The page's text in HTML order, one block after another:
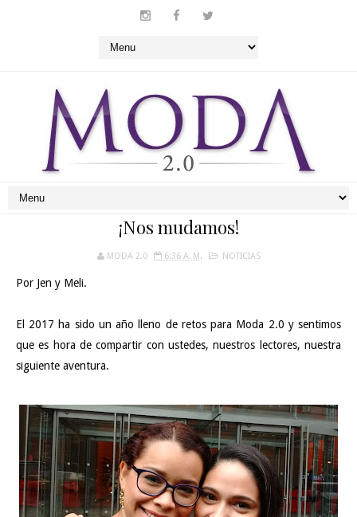
¡Nos mudamos!
MODA 2.0 6:36 A. M. NOTICIAS
Por Jen y Meli.
El 2017 ha sido un año lleno de retos para Moda 2.0 y sentimos
que es hora de compartir con ustedes, nuestros lectores, nuestra
siguiente aventura.